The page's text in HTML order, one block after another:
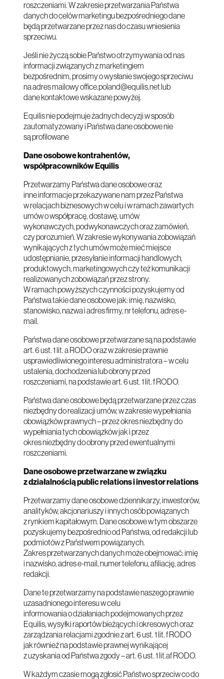
roszczeniami. W zakresie przetwarzania Państwa
danych do celów marketingu bezpośredniego dane
będą przetwarzane przez nas do czasu wniesienia
sprzeciwu.
Jeśli nie życzą sobie Państwo otrzymywania od nas
informacji związanych z marketingiem
bezpośrednim, prosimy o wysłanie swojego sprzeciwu
na adres mailowyoffice.poland@equilis.net lub
dane kontaktowe wskazane powyżej.
Equilis nie podejmuje żadnych decyzji w sposób
zautomatyzowany i Państwa dane osobowe nie
są profilowane
Dane osobowe kontrahentów,
współpracowników Equilis
Przetwarzamy Państwa dane osobowe oraz
inne informacje przekazywane nam przez Państwa
w relacjach biznesowych w celu i w ramach zawartych
umów o współpracę, dostawę, umów
wykonawczych, podwykonawczych oraz zamówień,
czy porozumień. W zakresie wykonywania zobowiązań
wynikających z tych umów może mieć miejsce
udostępnianie, przesyłanie informacji handlowych,
produktowych, marketingowych czy też komunikacji
realizowanych zobowiązań przez strony.
W ramach powyższych czynności pozyskujemy od
Państwa takie dane osobowe jak: imię, nazwisko,
stanowisko, nazwa i adres firmy, nr telefonu, adres e-
mail.
Państwa dane osobowe przetwarzane są na podstawie
art. 6 ust. 1 lit. a RODO oraz w zakresie prawnie
usprawiedliwionego interesu administratora – w celu
ustalenia, dochodzenia lub obrony przed
roszczeniami, na podstawie art. 6 ust. 1 lit. f RODO.
Państwa dane osobowe będą przetwarzane przez czas
niezbędny do realizacji umów, w zakresie wypełniania
obowiązków prawnych – przez okres niezbędny do
wypełniania tych obowiązków jak i przez
okres niezbędny do obrony przed ewentualnymi
roszczeniami.
Dane osobowe przetwarzane w związku
z działalnością public relations i investor relations
Przetwarzamy dane osobowe dziennikarzy, inwestorów,
analityków, akcjonariuszy i innych osób powiązanych
z rynkiem kapitałowym. Dane osobowe w tym obszarze
pozyskujemy bezpośrednio od Państwa, od redakcji lub
podmiotów z Państwem powiązanych.
Zakres przetwarzanych danych może obejmować: imię
i nazwisko, adres e-mail, numer telefonu, afiliację, adres
redakcji.
Dane te przetwarzamy na podstawie naszego prawnie
uzasadnionego interesu w celu
informowania o działaniach podejmowanych przez
Equilis, wysyłki raportów bieżących i okresowych oraz
zarządzania relacjami zgodnie z art. 6 ust. 1 lit. f RODO
jak również na podstawie prawnej wynikającej
z uzyskania od Państwa zgody – art. 6 ust. 1 lit.af RODO.
W każdym czasie mogą zgłosić Państwo sprzeciw co do